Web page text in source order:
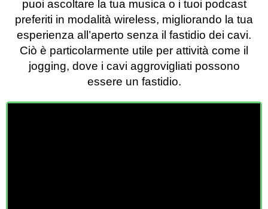
puoi ascoltare la tua musica o i tuoi podcast
preferiti in modalità wireless, migliorando la tua
esperienza all’aperto senza il fastidio dei cavi.
Ciò è particolarmente utile per attività come il
jogging, dove i cavi aggrovigliati possono
essere un fastidio.